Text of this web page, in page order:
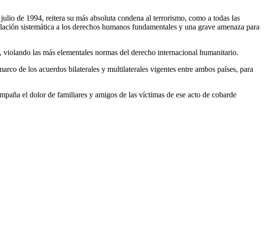
de 1994, reitera su más absoluta condena al terrorismo, como a todas las
sistemática a los derechos humanos fundamentales y una grave amenaza para
las más elementales normas del derecho internacional humanitario.
de los acuerdos bilaterales y multilaterales vigentes entre ambos países, para
el dolor de familiares y amigos de las víctimas de ese acto de cobarde